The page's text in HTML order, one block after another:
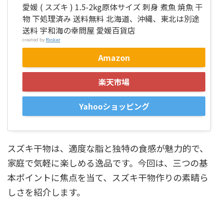
愛媛 ( スズキ ) 1.5-2kg原体サイズ 刺身 煮魚 焼魚 干
物 下処理済み 送料無料 北海道、沖縄、東北は別途
送料 宇和海の幸問屋 愛媛百貨店
created by Rinker
Amazon
楽天市場
Yahooショッピング
スズキ干物は、適度な脂と独特の食感が魅力的で、
家庭で気軽に楽しめる逸品です。今回は、三つの基
本ポイントに焦点を当て、スズキ干物作りの素晴ら
しさを紹介します。